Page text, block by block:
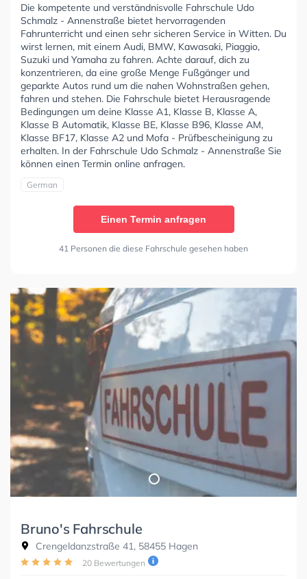
Die kompetente und verständnisvolle Fahrschule Udo
Schmalz - Annenstraße bietet hervorragenden
Fahrunterricht und einen sehr sicheren Service in Witten. Du
wirst lernen, mit einem Audi, BMW, Kawasaki, Piaggio,
Suzuki und Yamaha zu fahren. Achte darauf, dich zu
konzentrieren, da eine große Menge Fußgänger und
geparkte Autos rund um die nahen Wohnstraßen gehen,
fahren und stehen. Die Fahrschule bietet Herausragende
Bedingungen um deine Klasse A1, Klasse B, Klasse A,
Klasse B Automatik, Klasse BE, Klasse B96, Klasse AM,
Klasse BF17, Klasse A2 und Mofa - Prüfbescheinigung zu
erhalten. In der Fahrschule Udo Schmalz - Annenstraße Sie
können einen Termin online anfragen.
German
Einen Termin anfragen
41 Personen die diese Fahrschule gesehen haben
Bruno's Fahrschule
Crengeldanzstraße 41, 58455 Hagen
20 Bewertungen